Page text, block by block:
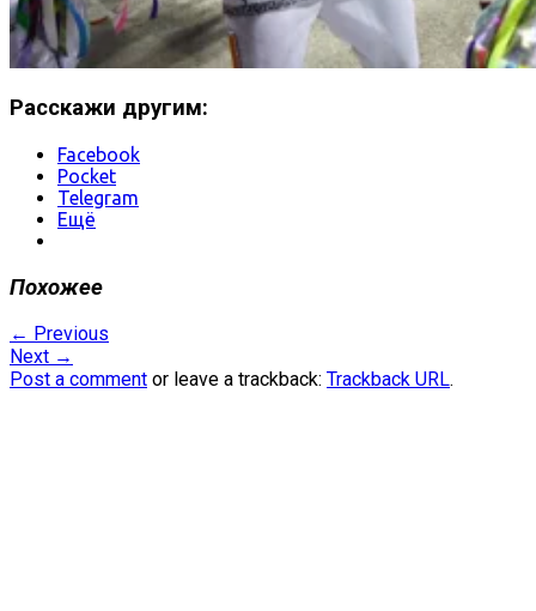
Расскажи другим:
Facebook
Pocket
Telegram
Ещё
Похожее
← Previous
Next →
Post a comment or leave a trackback: Trackback URL.